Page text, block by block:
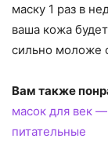
маску 1 раз в
ваша кожа
сильно моложе
Вам также
масок для век
питательные